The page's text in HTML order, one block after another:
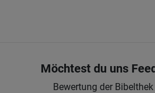
Möchtest du uns
Bewertung der Bibelthek